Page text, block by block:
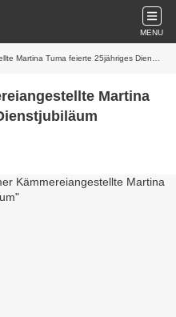
MENU
Tuma feierte 25jähriges Dienstjubiläum
Martina